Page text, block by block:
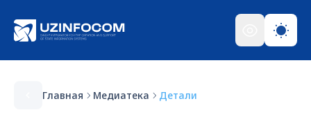
Главная Медиатека Детали